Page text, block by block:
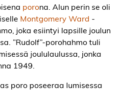
porona. Alun perin se oli
Montgomery Ward -
joka esiintyi lapsille joulun
”Rudolf”-porohahmo tuli
joululaulussa, jonka
1949.
poro poseeraa lumisessa